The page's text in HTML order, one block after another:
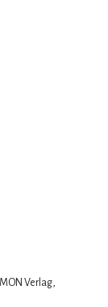
Verlag,